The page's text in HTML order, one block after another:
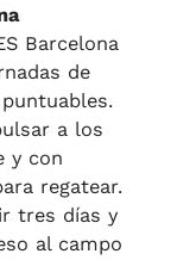
Barcelona
de
a los
y con
regatear.
tres días y
al campo